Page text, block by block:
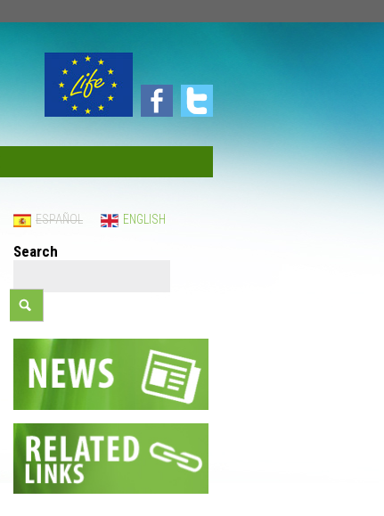
ESPAÑOL ENGLISH
Search